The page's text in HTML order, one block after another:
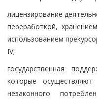
лицензирование
переработкой,
использованием
IV;
государственная
которые
незаконного